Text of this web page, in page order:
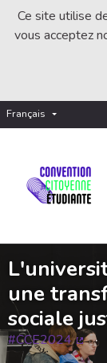
Ce site utilise
vous acceptez
Français Choisir la
une
sociale
#CCE2024
(Lien